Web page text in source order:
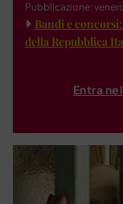
Pubblicazione:
Bandi e
della Repubblica
Entra